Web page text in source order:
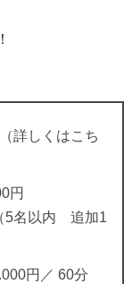
詳しくはこち
円
5名以内 追加1
円／ 60分